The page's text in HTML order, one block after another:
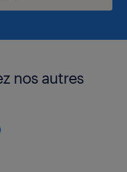
nos autres